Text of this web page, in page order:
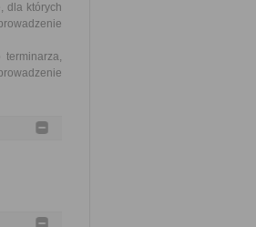
dla których